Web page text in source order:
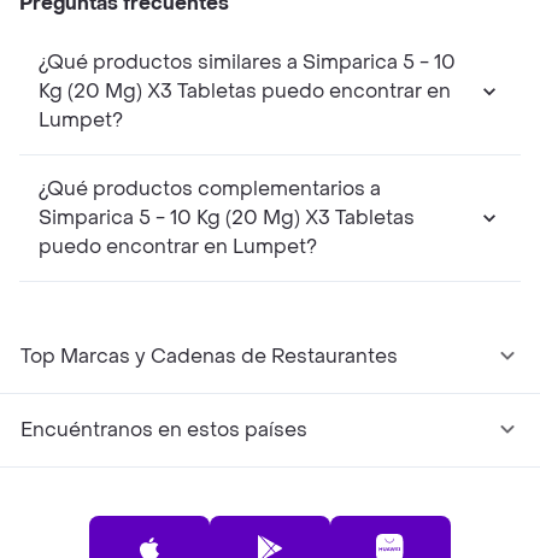
¿Qué productos similares a Simparica 5 - 10
Kg (20 Mg) X3 Tabletas puedo encontrar en
Lumpet?
¿Qué productos complementarios a
Simparica 5 - 10 Kg (20 Mg) X3 Tabletas
puedo encontrar en Lumpet?
Top Marcas y Cadenas de Restaurantes
Encuéntranos en estos países